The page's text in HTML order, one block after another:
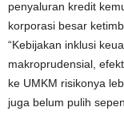
penyaluran kredit
korporasi besar
“Kebijakan inklusi
makroprudensial,
ke UMKM risikonya
juga belum pulih